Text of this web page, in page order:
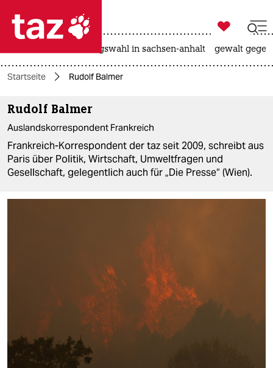
 taz zahl ich
taz zahl ich
themen
politik
öko
wahrheit
verlag

taz zahl ich
landtagswahl in sachsen-anhalt gewalt
Startseite Rudolf Balmer
Rudolf Balmer
Auslandskorrespondent Frankreich
Frankreich-Korrespondent der taz seit 2009, schreibt aus
Paris über Politik, Wirtschaft, Umweltfragen und
Gesellschaft, gelegentlich auch für „Die Presse“ (Wien).